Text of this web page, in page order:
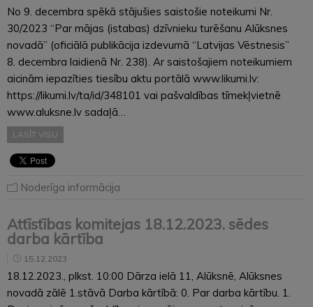
No 9. decembra spēkā stājušies saistošie noteikumi Nr.
30/2023 “Par mājas (istabas) dzīvnieku turēšanu Alūksnes
novadā” (oficiālā publikācija izdevumā “Latvijas Vēstnesis”
8. decembra laidienā Nr. 238). Ar saistošajiem noteikumiem
aicinām iepazīties tiesību aktu portālā www.likumi.lv:
https://likumi.lv/ta/id/348101 vai pašvaldības tīmekļvietnē
www.aluksne.lv sadaļā…
LASĪT VISU
Noderīga informācija
Attīstības komitejas 18.12.2023. sēdes
darba kārtība
15.12.2023
18.12.2023., plkst. 10:00 Dārza ielā 11, Alūksnē, Alūksnes
novadā zālē 1.stāvā Darba kārtībā: 0. Par darba kārtību. 1.